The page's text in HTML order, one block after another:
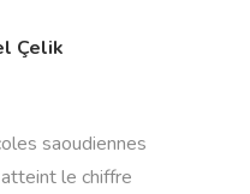
Çelik
saoudiennes
le chiffre